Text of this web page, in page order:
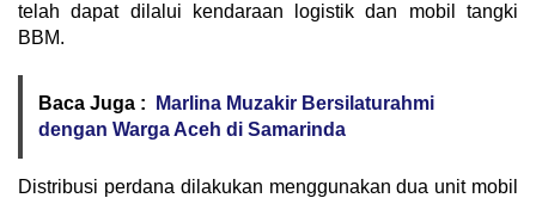
telah dapat dilalui kendaraan logistik dan mobil tangki
BBM.
Baca Juga :
Marlina Muzakir Bersilaturahmi
dengan Warga Aceh di Samarinda
Distribusi perdana dilakukan menggunakan dua unit mobil